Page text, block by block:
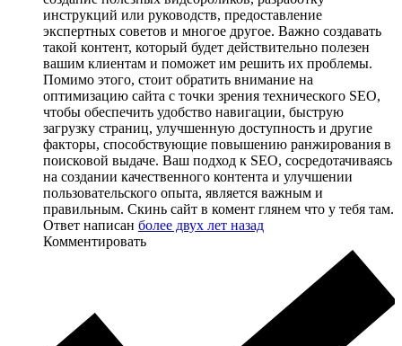
инструкций или руководств, предоставление
экспертных советов и многое другое. Важно создавать
такой контент, который будет действительно полезен
вашим клиентам и поможет им решить их проблемы.
Помимо этого, стоит обратить внимание на
оптимизацию сайта с точки зрения технического SEO,
чтобы обеспечить удобство навигации, быструю
загрузку страниц, улучшенную доступность и другие
факторы, способствующие повышению ранжирования в
поисковой выдаче. Ваш подход к SEO, сосредотачиваясь
на создании качественного контента и улучшении
пользовательского опыта, является важным и
правильным. Скинь сайт в комент глянем что у тебя там.
Ответ написан более двух лет назад
Комментировать